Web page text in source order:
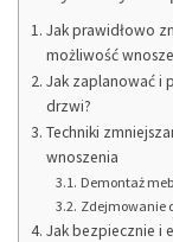
Jak prawidłowo
możliwość
Jak zaplanować i
drzwi?
Techniki
wnoszenia
Demontaż
Zdejmowanie
Jak bezpiecznie i